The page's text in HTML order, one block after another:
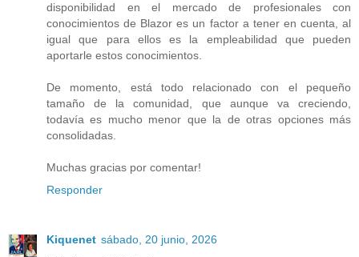
disponibilidad en el mercado de profesionales con
conocimientos de Blazor es un factor a tener en cuenta, al
igual que para ellos es la empleabilidad que pueden
aportarle estos conocimientos.
De momento, está todo relacionado con el pequeño
tamaño de la comunidad, que aunque va creciendo,
todavía es mucho menor que la de otras opciones más
consolidadas.
Muchas gracias por comentar!
Responder
Kiquenet sábado, 20 junio, 2026